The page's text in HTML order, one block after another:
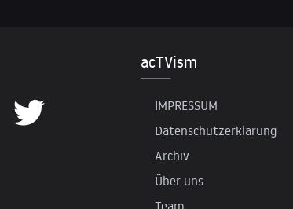
acTVism
IMPRESSUM
Datenschutzerklärung
Archiv
Über uns
Team